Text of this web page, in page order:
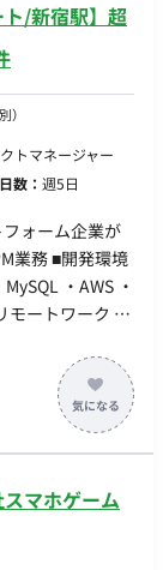
ト/新宿駅】超
）
トマネージャー
数： 週5日
ォーム企業が
発環境
・AWS ・
ライアント様
マホゲーム